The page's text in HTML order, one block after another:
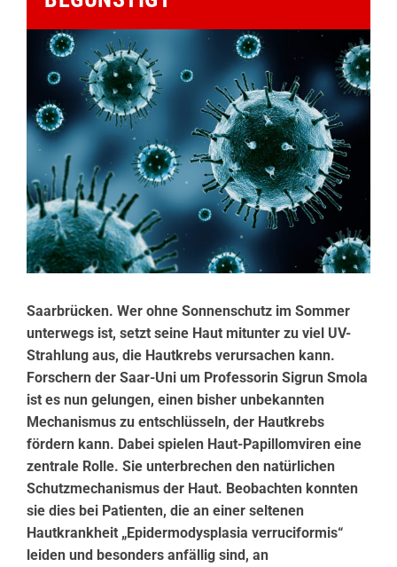
Saarbrücken. Wer ohne Sonnenschutz im Sommer
unterwegs ist, setzt seine Haut mitunter zu viel UV-
Strahlung aus, die Hautkrebs verursachen kann.
Forschern der Saar-Uni um Professorin Sigrun Smola
ist es nun gelungen, einen bisher unbekannten
Mechanismus zu entschlüsseln, der Hautkrebs
fördern kann. Dabei spielen Haut-Papillomviren eine
zentrale Rolle. Sie unterbrechen den natürlichen
Schutzmechanismus der Haut. Beobachten konnten
sie dies bei Patienten, die an einer seltenen
Hautkrankheit „Epidermodysplasia verruciformis“
leiden und besonders anfällig sind, an